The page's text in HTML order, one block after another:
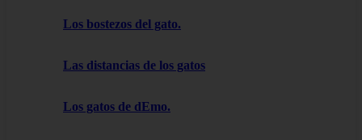
Los bostezos del gato.
Las distancias de los gatos
Los gatos de dEmo.